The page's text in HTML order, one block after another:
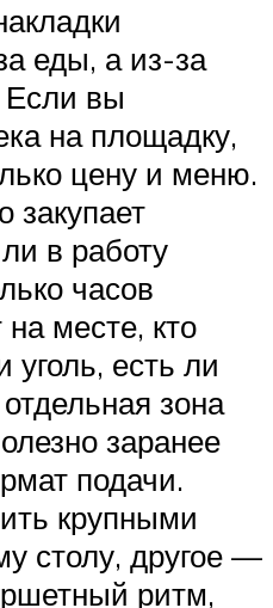
еды, а из-за
Если вы
на площадку,
цену и меню.
закупает
в работу
часов
месте, кто
уголь, есть ли
зона
заранее
подачи.
крупными
столу, другое —
ритм,